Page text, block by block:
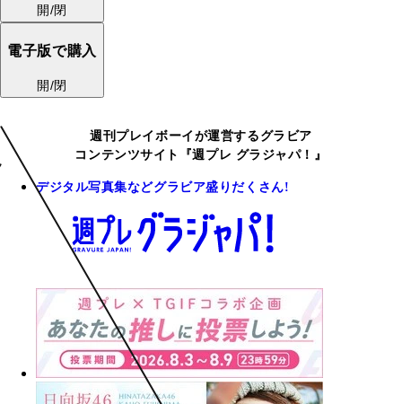
開/閉
電子版で購入
開/閉
週刊プレイボーイが運営するグラビア
コンテンツサイト『週プレ グラジャパ！』
デジタル写真集などグラビア盛りだくさん!